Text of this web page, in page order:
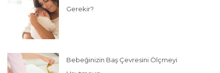
Gerekir?
Bebeğinizin Baş Çevresini Ölçmeyi